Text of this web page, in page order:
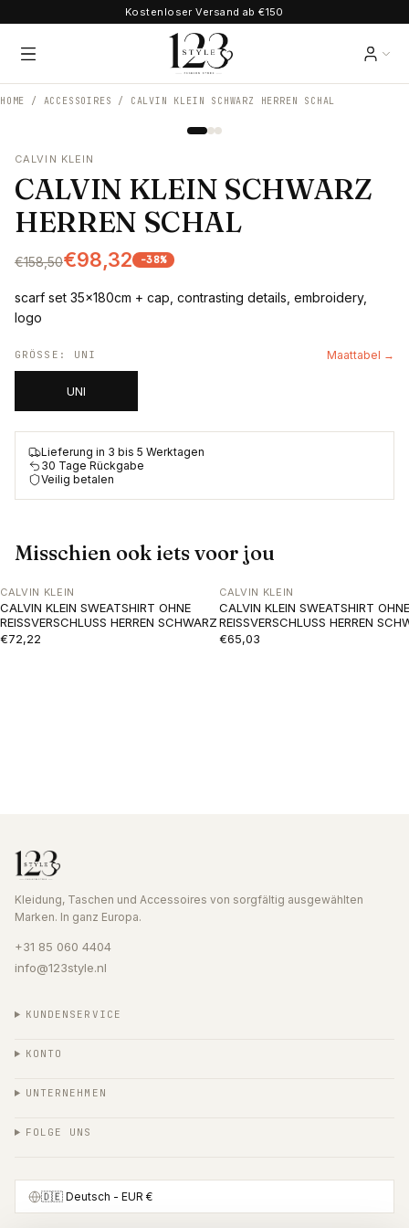
Kostenloser Versand ab €150
HOME / ACCESSOIRES / CALVIN KLEIN SCHWARZ HERREN SCHAL
CALVIN KLEIN
CALVIN KLEIN SCHWARZ
HERREN SCHAL
€158,50€98,32 -38%
scarf set 35x180cm + cap, contrasting details, embroidery,
logo
GRÖSSE : UNI Maattabel →
UNI
Lieferung in 3 bis 5 Werktagen
30 Tage Rückgabe
Veilig betalen
Misschien ook iets voor jou
CALVIN KLEIN
CALVIN KLEIN SWEATSHIRT OHNE
REISSVERSCHLUSS HERREN SCHWARZ
€72,22
CALVIN KLEIN
CALVIN KLEIN SWEATSHIRT OHNE
REISSVERSCHLUSS HERREN
€65,03
Kleidung, Taschen und Accessoires von sorgfältig ausgewählten
Marken. In ganz Europa.
+31 85 060 4404
info@123style.nl
KUNDENSERVICE
KONTO
UNTERNEHMEN
FOLGE UNS
🇩🇪 Deutsch - EUR €